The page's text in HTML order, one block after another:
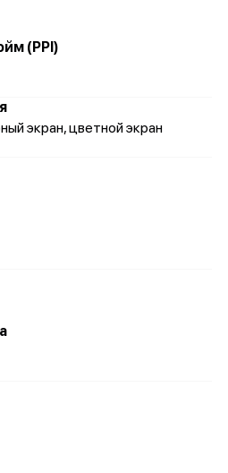
(PPI)
экран, цветной экран